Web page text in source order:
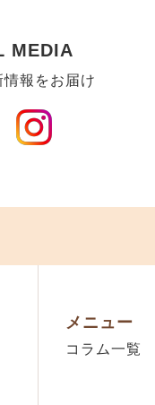
MEDIA
報をお届け
メニュー
コラム一覧